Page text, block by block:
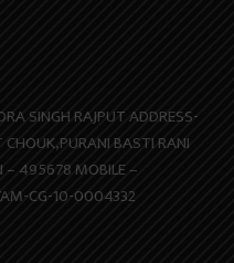
SINGH RAJPUT ADDRESS-
BASTI RANI
– 495678 MOBILE –
CG-10-0004332